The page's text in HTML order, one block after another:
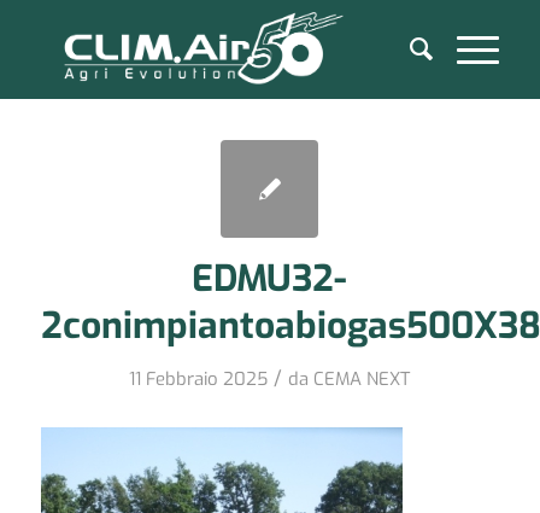
EDMU32-
11 Febbraio 2025 / da CEMA NEXT